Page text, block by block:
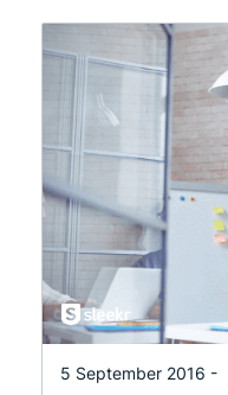
5 September 2016 -